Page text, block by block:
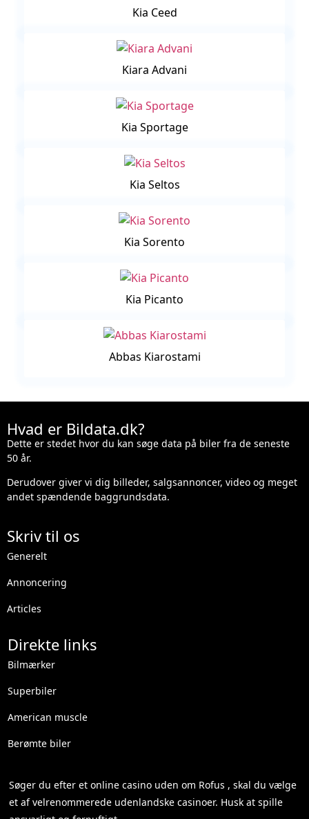
Kia Ceed
Kiara Advani
Kia Sportage
Kia Seltos
Kia Sorento
Kia Picanto
Abbas Kiarostami
Hvad er Bildata.dk?
Dette er stedet hvor du kan søge data på biler fra de seneste
50 år.
Derudover giver vi dig billeder, salgsannoncer, video og meget
andet spændende baggrundsdata.
Skriv til os
Generelt
Annoncering
Articles
Direkte links
Bilmærker
Superbiler
American muscle
Berømte biler
Søger du efter etonline casino uden om Rofus , skal du vælge
et af velrenommerede udenlandske casinoer. Husk at spille